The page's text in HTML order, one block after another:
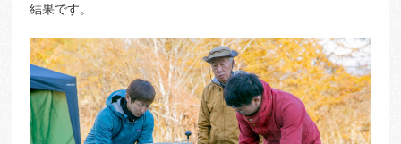
結果です。